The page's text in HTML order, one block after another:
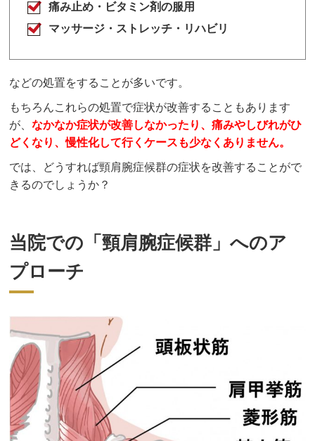
痛み止め・ビタミン剤の服用
マッサージ・ストレッチ・リハビリ
などの処置をすることが多いです。
もちろんこれらの処置で症状が改善することもあります
が、なかなか症状が改善しなかったり、痛みやしびれがひ
どくなり、慢性化して行くケースも少なくありません。
では、どうすれば頸肩腕症候群の症状を改善することがで
きるのでしょうか？
当院での「頸肩腕症候群」へのア
プローチ